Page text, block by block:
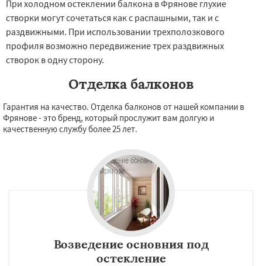
При холодном остеклении балкона в Фрянове глухие
створки могут сочетаться как с распашными, так и с
раздвижными. При использовании трехполозкового
профиля возможно передвижение трех раздвижных
створок в одну сторону.
Отделка балконов
Гарантия на качество. Отделка балконов от нашей компании в
Фрянове - это бренд, который прослужит вам долгую и
качественную службу более 25 лет.
Возведение основния под
остекление